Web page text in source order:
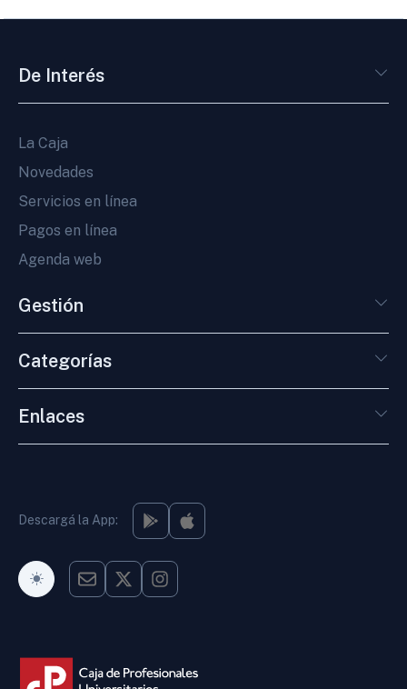
De Interés
La Caja
Novedades
Servicios en línea
Pagos en línea
Agenda web
Gestión
Categorías
Enlaces
Descargá la App:
Modo Oscuro